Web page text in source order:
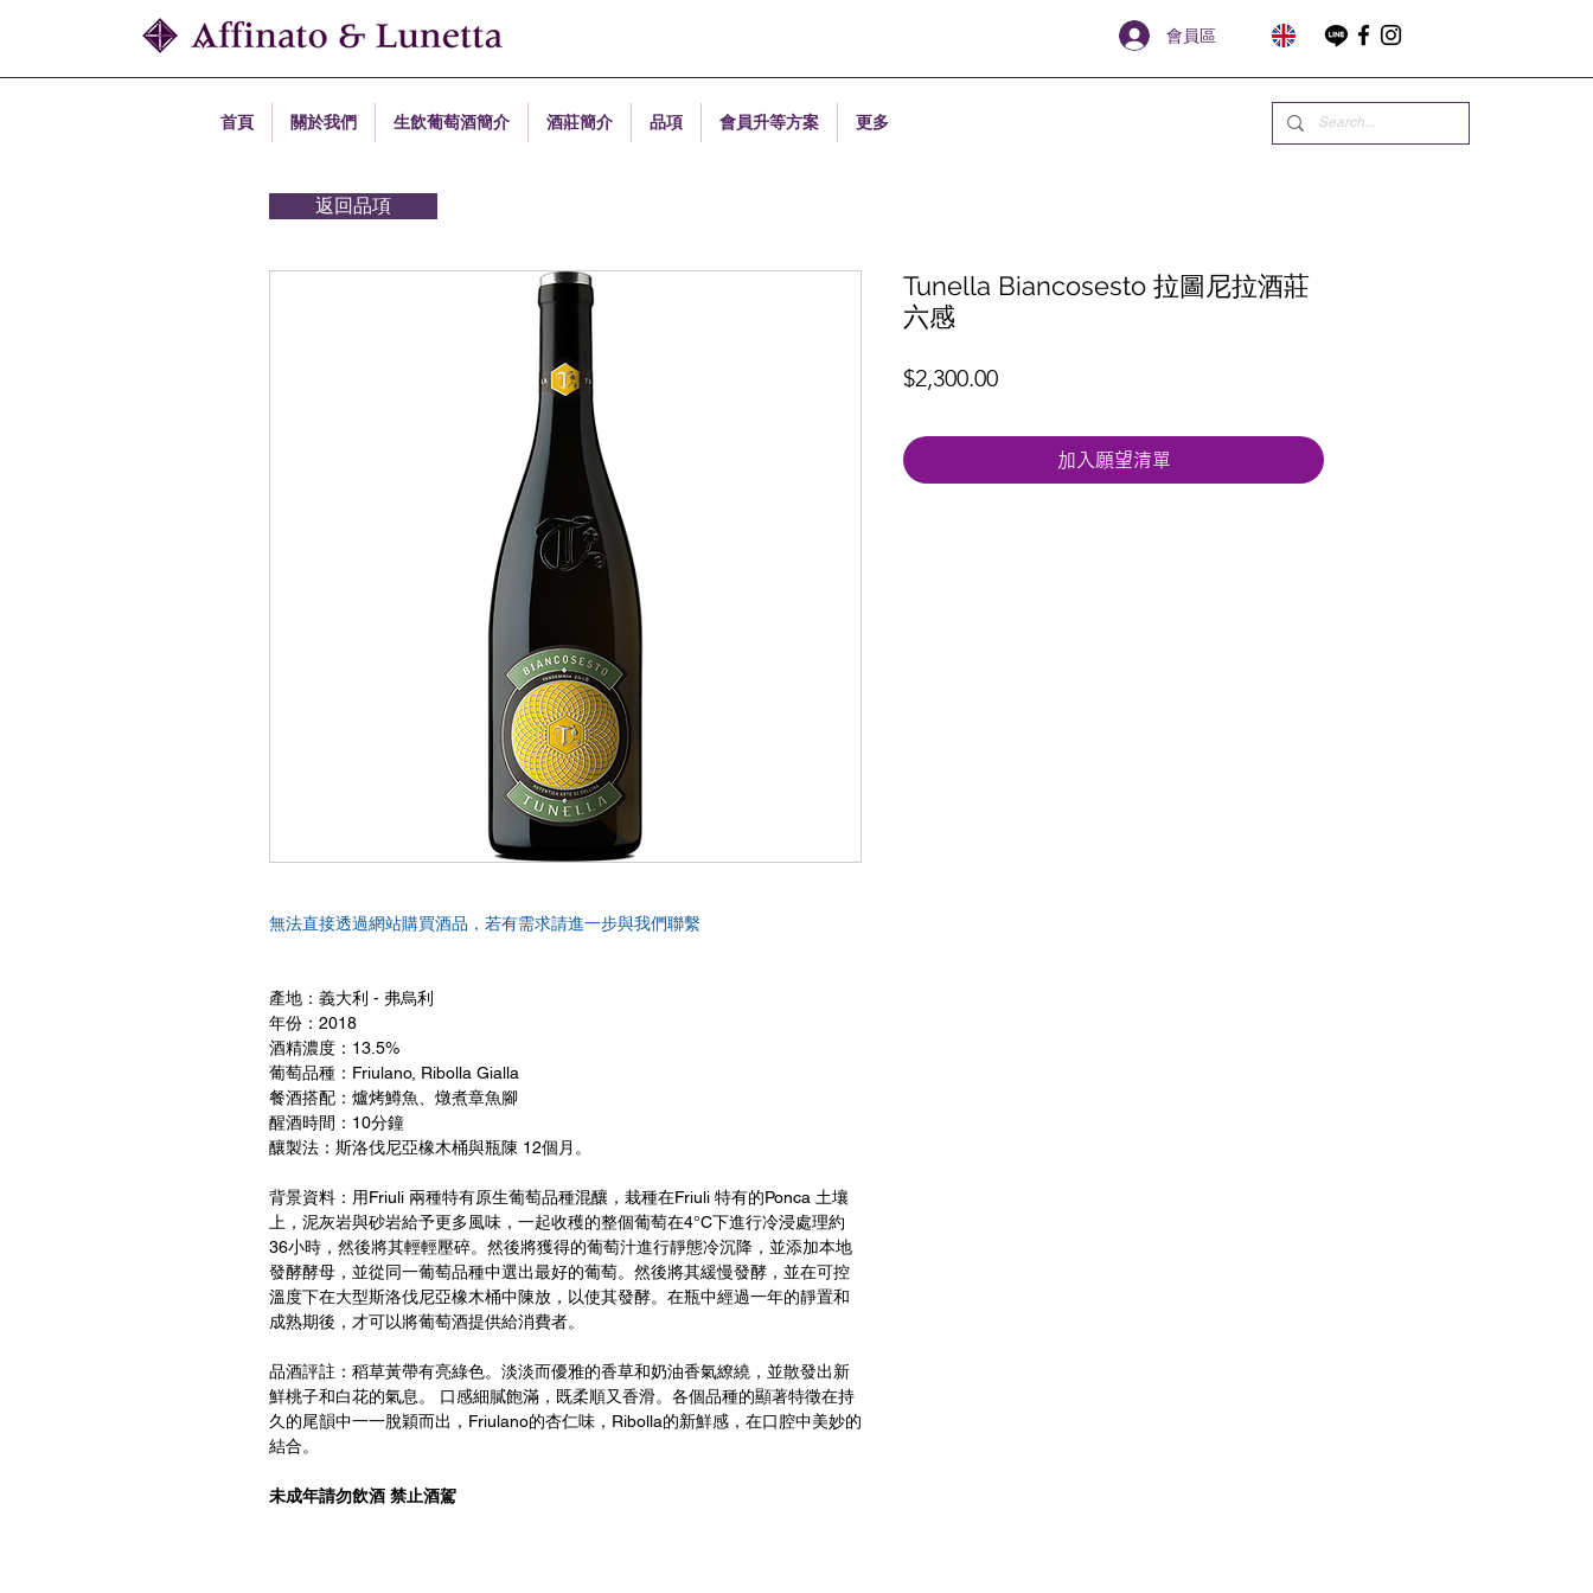
會員區
首頁 關於我們 生飲葡萄酒簡介 酒莊簡介 品項 會員升等方案 更多
返回品項
無法直接透過網站購買酒品，若有需求請進一步與我們聯繫
產地：義大利 - 弗烏利
年份：2018
酒精濃度：13.5%
葡萄品種：Friulano, Ribolla Gialla
餐酒搭配：爐烤鱒魚、燉煮章魚腳
醒酒時間：10分鐘
釀製法：斯洛伐尼亞橡木桶與瓶陳 12個月。
背景資料：用Friuli 兩種特有原生葡萄品種混釀，栽種在Friuli 特有的Ponca 土壤
上，泥灰岩與砂岩給予更多風味，一起收穫的整個葡萄在4°C下進行冷浸處理約
36小時，然後將其輕輕壓碎。然後將獲得的葡萄汁進行靜態冷沉降，並添加本地
發酵酵母，並從同一葡萄品種中選出最好的葡萄。然後將其緩慢發酵，並在可控
溫度下在大型斯洛伐尼亞橡木桶中陳放，以使其發酵。在瓶中經過一年的靜置和
成熟期後，才可以將葡萄酒提供給消費者。
品酒評註：稻草黃帶有亮綠色。淡淡而優雅的香草和奶油香氣繚繞，並散發出新
鮮桃子和白花的氣息。 口感細膩飽滿，既柔順又香滑。各個品種的顯著特徵在持
久的尾韻中一一脫穎而出，Friulano的杏仁味，Ribolla的新鮮感，在口腔中美妙的
結合。
未成年請勿飲酒 禁止酒駕
Tunella Biancosesto 拉圖尼拉酒莊
六感
$2,300.00價
加入願望清單